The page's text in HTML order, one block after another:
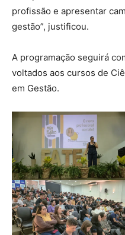
profissão e apresentar
gestão”, justificou.
A programação seguirá
voltados aos cursos de
em Gestão.